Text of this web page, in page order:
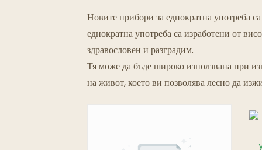
Новите прибори за еднократна употреба
еднократна употреба са изработени от
здравословен и разградим.
Тя може да бъде широко използвана при
на живот, което ви позволява лесно да